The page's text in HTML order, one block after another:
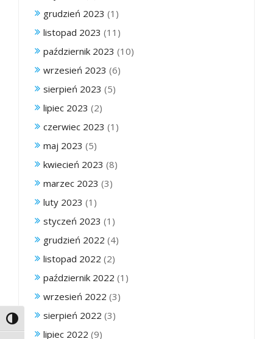
Toggle High Contrast
grudzień 2023 (1)
listopad 2023 (11)
październik 2023 (10)
wrzesień 2023 (6)
sierpień 2023 (5)
lipiec 2023 (2)
czerwiec 2023 (1)
maj 2023 (5)
kwiecień 2023 (8)
marzec 2023 (3)
luty 2023 (1)
styczeń 2023 (1)
grudzień 2022 (4)
listopad 2022 (2)
październik 2022 (1)
wrzesień 2022 (3)
sierpień 2022 (3)
lipiec 2022 (9)